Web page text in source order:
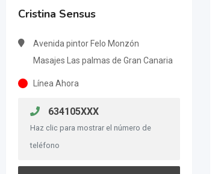
Cristina Sensus
Avenida pintor Felo Monzón
Masajes Las palmas de Gran Canaria
Línea Ahora
634105XXX
Haz clic para mostrar el número de
teléfono